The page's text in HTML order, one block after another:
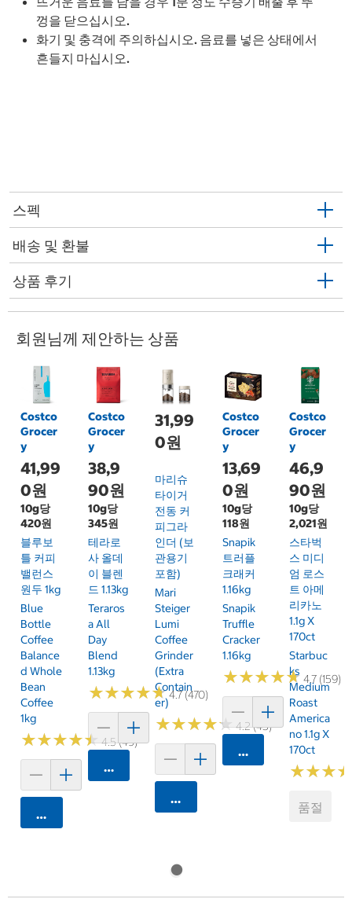
껑을 닫으십시오.
화기 및 충격에 주의하십시오. 음료를 넣은 상태에서
흔들지 마십시오.
스펙
배송 및 환불
상품 후기
회원님께 제안하는 상품
Costco
Grocer
y
41,99
0원
10g당
420원
블루보
틀 커피
밸런스
원두 1kg
Blue
Bottle
Coffee
Balance
D Whole
Bean
Coffee
1kg
★★★★★
★★★★★4.5 (49)
카트에 담기
Costco
Grocer
y
38,9
90원
10g당
345원
테라로
사 올데
이 블렌
드 1.13kg
Teraros
A All
Day
Blend
1.13kg
★★★★★
★★★★★4.7 (470)
카트에 담기
31,99
0원
마리슈
타이거
전동 커
피그라
인더 (보
관용기
포함)
Mari
Steiger
Lumi
Coffee
Grinder
(Extra
Contain
Er)
★★★★★
★★★★★4.2 (45)
카트에 담기
Costco
Grocer
y
13,69
0원
10g당
118원
Snapik
트러플
크래커
1.16kg
Snapik
Truffle
Cracker
1.16kg
★★★★★
★★★★★ 4.7 (159)
카트에 담기
Costco
Grocer
y
46,9
90원
10g당
2,021원
스타벅
스 미디
엄 로스
트 아메
리카노
1.1g X
170ct
Starbuc
Ks
Medium
Roast
America
No 1.1g X
170ct
★★★
★★★
품절